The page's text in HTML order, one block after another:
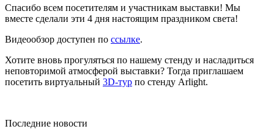
Спасибо всем посетителям и участникам выставки! Мы
вместе сделали эти 4 дня настоящим праздником света!
Видеообзор доступен по ссылке.
Хотите вновь прогуляться по нашему стенду и насладиться
неповторимой атмосферой выставки? Тогда приглашаем
посетить виртуальный 3D-тур по стенду Arlight.
Последние новости